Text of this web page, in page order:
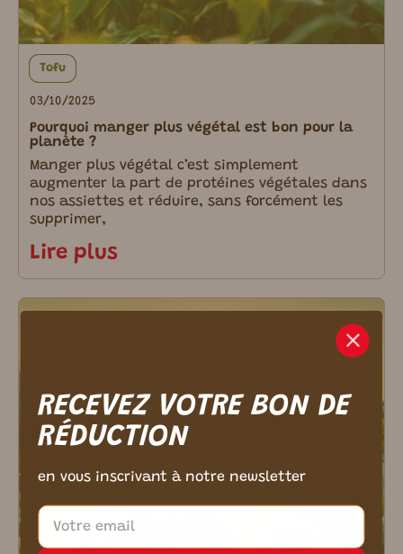
Tofu
03/10/2025
Pourquoi manger plus végétal est bon pour la
planète ?
Manger plus végétal c’est simplement
augmenter la part de protéines végétales dans
nos assiettes et réduire, sans forcément les
supprimer,
Lire plus
RECEVEZ VOTRE BON DE
RÉDUCTION
en vous inscrivant à notre newsletter